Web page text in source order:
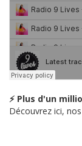
⚡ Plus d'un
Découvrez ici,